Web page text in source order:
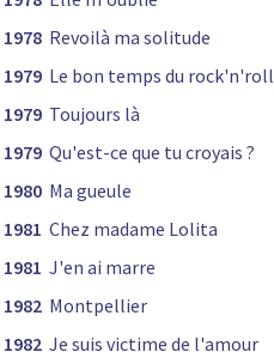
1978 Revoilà ma solitude
1979 Le bon temps du rock'n'roll
1979 Toujours là
1979 Qu'est-ce que tu croyais ?
1980 Ma gueule
1981 Chez madame Lolita
1981 J'en ai marre
1982 Montpellier
1982 Je suis victime de l'amour